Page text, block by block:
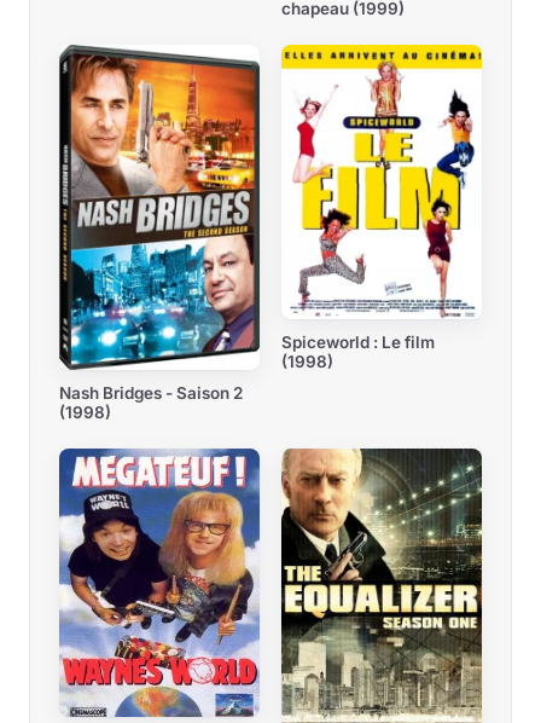
chapeau (1999)
Nash Bridges - Saison 2
(1998)
Spiceworld : Le film
(1998)